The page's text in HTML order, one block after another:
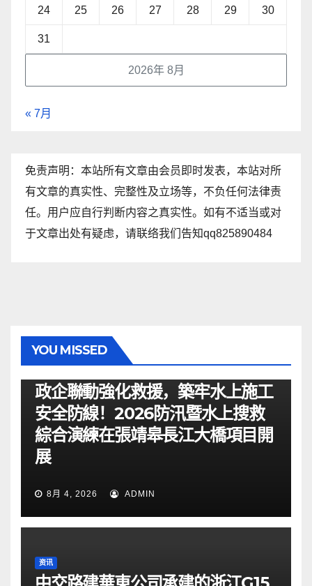
2026年 8月
24 25 26 27 28 29 30
31
« 7月
免责声明：本站所有文章由会员即时发表，本站对所
有文章的真实性、完整性及立场等，不负任何法律责
任。用户应自行判断内容之真实性。如有不适当或对
于文章出处有疑虑，请联络我们告知qq825890484
YOU MISSED
政企聯動強化救援，築牢水上施工
安全防線！2026防汛暨水上搜救
綜合演練在張靖皋長江大橋項目開
展
8月 4, 2026 ADMIN
资讯